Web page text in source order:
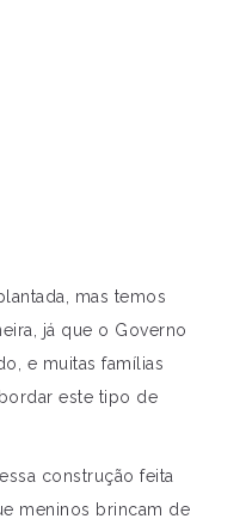
mas temos
já que o Governo
e muitas famílias
este tipo de
construção feita
meninos brincam de